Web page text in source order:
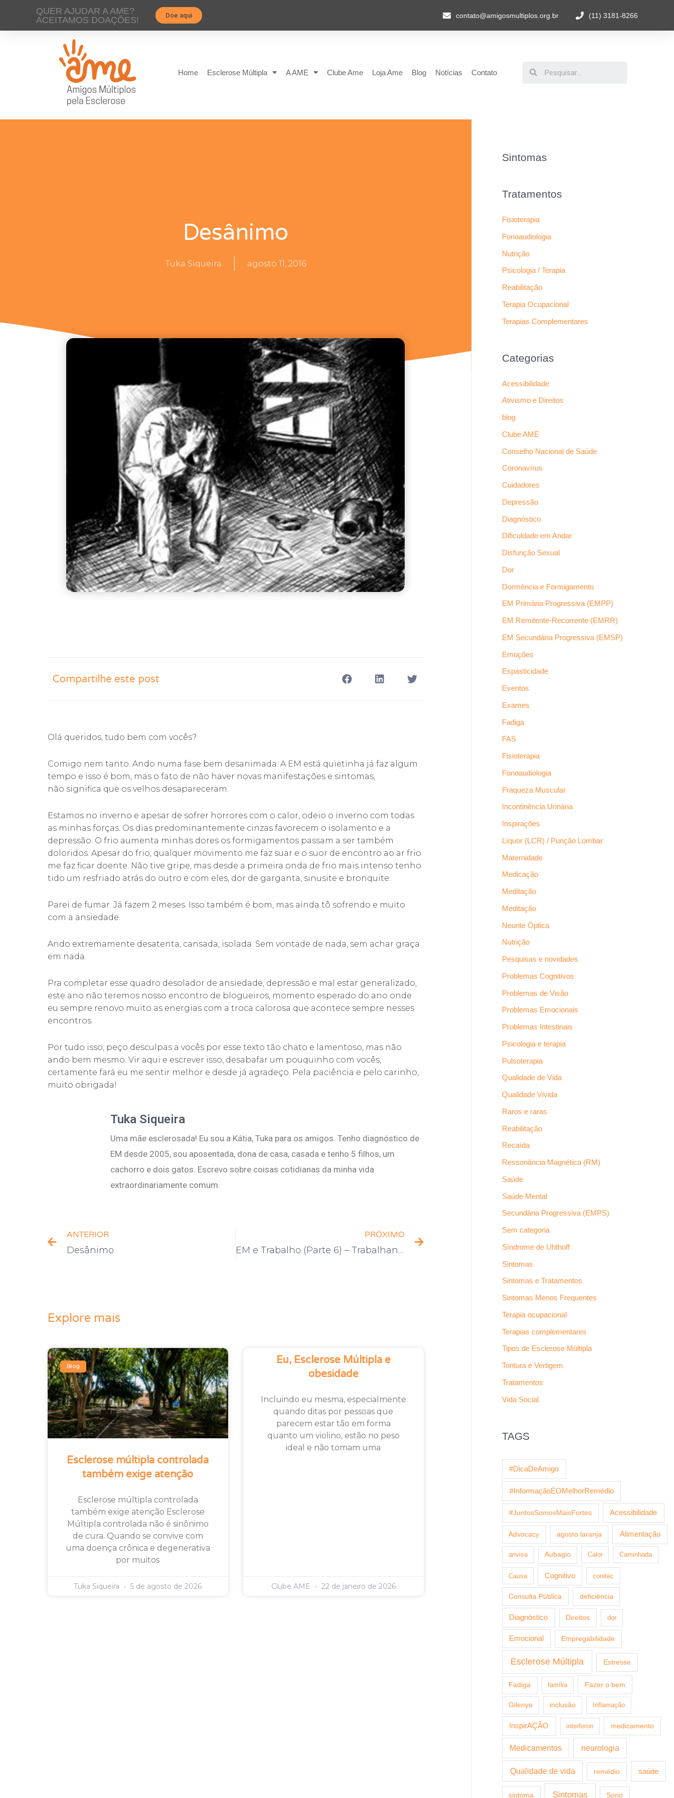
QUER AJUDAR A AME?
ACEITAMOS DOAÇÕES!
Doe aqui contato@amigosmultiplos.org.br (11) 3181-8266
Home Esclerose Múltipla A AME Clube Ame Loja Ame Blog Notícias Contato
Desânimo
Tuka Siqueira agosto 11, 2016
Compartilhe este post
Olá queridos, tudo bem com vocês?
Comigo nem tanto. Ando numa fase bem desanimada. A EM está quietinha já faz algum
tempo e isso é bom, mas o fato de não haver novas manifestações e sintomas,
não significa que os velhos desapareceram.
Estamos no inverno e apesar de sofrer horrores com o calor, odeio o inverno com todas
as minhas forças. Os dias predominantemente cinzas favorecem o isolamento e a
depressão. O frio aumenta minhas dores os formigamentos passam a ser também
doloridos. Apesar do frio, qualquer movimento me faz suar e o suor de encontro ao ar frio
me faz ficar doente. Não tive gripe, mas desde a primeira onda de frio mais intenso tenho
tido um resfriado atrás do outro e com eles, dor de garganta, sinusite e bronquite.
Parei de fumar. Já fazem 2 meses. Isso também é bom, mas ainda tô sofrendo e muito
com a ansiedade.
Ando extremamente desatenta, cansada, isolada. Sem vontade de nada, sem achar graça
em nada.
Pra completar esse quadro desolador de ansiedade, depressão e mal estar generalizado,
este ano não teremos nosso encontro de blogueiros, momento esperado do ano onde
eu sempre renovo muito as energias com a troca calorosa que acontece sempre nesses
encontros.
Por tudo isso, peço desculpas a vocês por esse texto tão chato e lamentoso, mas não
ando bem mesmo. Vir aqui e escrever isso, desabafar um pouquinho com vocês,
certamente fará eu me sentir melhor e desde já agradeço. Pela paciência e pelo carinho,
muito obrigada!
Tuka Siqueira
Uma mãe esclerosada! Eu sou a Kátia, Tuka para os amigos. Tenho diagnóstico de
EM desde 2005, sou aposentada, dona de casa, casada e tenho 5 filhos, um
cachorro e dois gatos. Escrevo sobre coisas cotidianas da minha vida
extraordinariamente comum.
ANTERIOR
Desânimo
PRÓXIMO
EM e Trabalho (Parte 6) – Trabalhando em casa
Explore mais
Blog
Esclerose múltipla controlada
também exige atenção
Esclerose múltipla controlada
também exige atenção Esclerose
Múltipla controlada não é sinônimo
de cura. Quando se convive com
uma doença crônica e degenerativa
por muitos
Tuka Siqueira 5 de agosto de 2026
Eu, Esclerose Múltipla e
obesidade
Incluindo eu mesma, especialmente
quando ditas por pessoas que
parecem estar tão em forma
quanto um violino, estão no peso
ideal e não tomam uma
Clube AME 22 de janeiro de 2026
Sintomas
Tratamentos
Fisioterapia
Fonoaudiologia
Nutrição
Psicologia / Terapia
Reabilitação
Terapia Ocupacional
Terapias Complementares
Categorias
Acessibilidade
Ativismo e Direitos
blog
Clube AME
Conselho Nacional de Saúde
Coronavírus
Cuidadores
Depressão
Diagnóstico
Dificuldade em Andar
Disfunção Sexual
Dor
Dormência e Formigamento
EM Primária Progressiva (EMPP)
EM Remitente-Recorrente (EMRR)
EM Secundária Progressiva (EMSP)
Emoções
Espasticidade
Eventos
Exames
Fadiga
FAS
Fisioterapia
Fonoaudiologia
Fraqueza Muscular
Incontinência Urinária
Inspirações
Líquor (LCR) / Punção Lombar
Maternidade
Medicação
Meditação
Meditação
Neurite Óptica
Nutrição
Pesquisas e novidades
Problemas Cognitivos
Problemas de Visão
Problemas Emocionais
Problemas Intestinais
Psicologia e terapia
Pulsoterapia
Qualidade de Vida
Qualidade Vivida
Raros e raras
Reabilitação
Recaída
Ressonância Magnética (RM)
Saúde
Saúde Mental
Secundária Progressiva (EMPS)
Sem categoria
Síndrome de Uhthoff
Sintomas
Sintomas e Tratamentos
Sintomas Menos Frequentes
Terapia ocupacional
Terapias complementares
Tipos de Esclerose Múltipla
Tontura e Vertigem
Tratamentos
Vida Social
TAGS
#DicaDeAmigo
#InformaçãoÉOMelhorRemédio
#JuntosSomosMaisFortes Acessibilidade
Advocacy agosto laranja Alimentação
anvisa Aubagio Calor Caminhada
Causa Cognitivo conitec
Consulta Pública deficiência
Diagnóstico Direitos dor
Emocional Empregabilidade
Esclerose Múltipla Estresse
Fadiga família Fazer o bem
Gilenya inclusão Inflamação
InspirAÇÃO interferon medicamento
Medicamentos neurologia
Qualidade de vida remédio saúde
sintoma Sintomas Sono